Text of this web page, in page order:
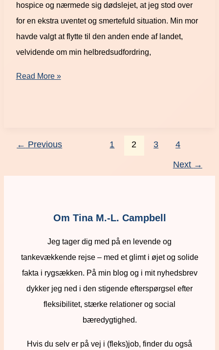
hospice og nærmede sig dødslejet, at jeg stod over
for en ekstra uventet og smertefuld situation. Min mor
havde valgt at flytte til den anden ende af landet,
velvidende om min helbredsudfordring,
Read More »
← Previous 1 2 3 4
Next →
Om Tina M.-L. Campbell
Jeg tager dig med på en levende og
tankevækkende rejse – med et glimt i øjet og solide
fakta i rygsækken. På min blog og i mit nyhedsbrev
dykker jeg ned i den stigende efterspørgsel efter
fleksibilitet, stærke relationer og social
bæredygtighed.
Hvis du selv er på vej i (fleks)job, finder du også